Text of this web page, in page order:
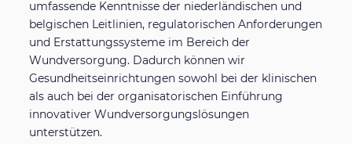
umfassende Kenntnisse der niederländischen und
belgischen Leitlinien, regulatorischen Anforderungen
und Erstattungssysteme im Bereich der
Wundversorgung. Dadurch können wir
Gesundheitseinrichtungen sowohl bei der klinischen
als auch bei der organisatorischen Einführung
innovativer Wundversorgungslösungen
unterstützen.